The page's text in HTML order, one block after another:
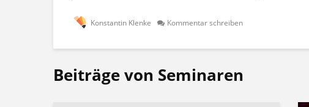
Konstantin Klenke Kommentar schreiben
Beiträge von Seminaren